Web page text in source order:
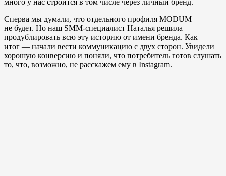
много у нас строится в том числе через личный бренд.
Сперва мы думали, что отдельного профиля MODUM
не будет. Но наш SMM-специалист Наталья решила
продублировать всю эту историю от имени бренда. Как
итог — начали вести коммуникацию с двух сторон. Увидели
хорошую конверсию и поняли, что потребитель готов слушать
то, что, возможно, не расскажем ему в Instagram.